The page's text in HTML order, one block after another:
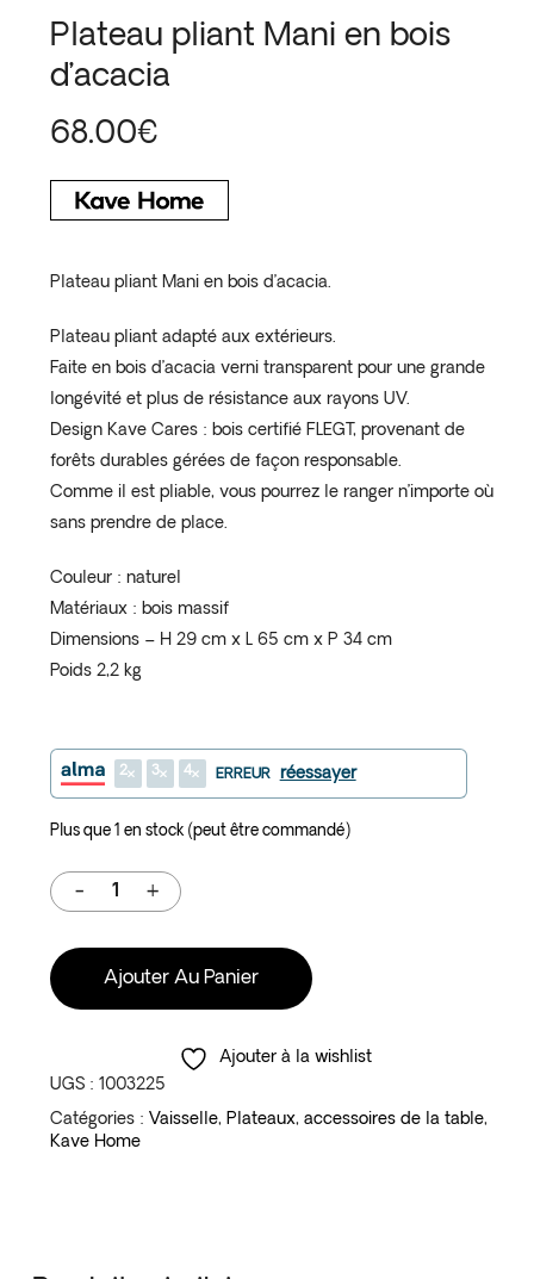
Plateau pliant Mani en bois
d’acacia
68.00€
Plateau pliant Mani en bois d’acacia.
Plateau pliant adapté aux extérieurs.
Faite en bois d’acacia verni transparent pour une grande
longévité et plus de résistance aux rayons UV.
Design Kave Cares : bois certifié FLEGT, provenant de
forêts durables gérées de façon responsable.
Comme il est pliable, vous pourrez le ranger n’importe où
sans prendre de place.
Couleur : naturel
Matériaux : bois massif
Dimensions – H 29 cm x L 65 cm x P 34 cm
Poids 2,2 kg
2 3 4 ERREUR réessayer
Plus que 1 en stock (peut être commandé)
Ajouter Au Panier
Ajouter à la wishlist
UGS : 1003225
Catégories : Vaisselle, Plateaux, accessoires de la table,
Kave Home